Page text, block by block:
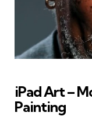
iPad Art –
Painting